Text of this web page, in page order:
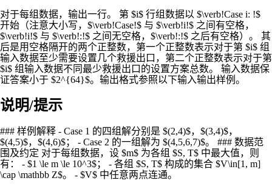
对于每组数据，输出一行。 第 $i$ 行组数据以 $\verb!Case i: !$
开始（注意大小写，$\verb!Case!$ 与 $\verb!i!$ 之间有空格，
$\verb!i!$ 与 $\verb!:!$ 之间无空格，$\verb!:!$ 之后有空格）。 其
后是用空格隔开的两个正整数，第一个正整数表示对于第 $i$ 组
输入数据至少需要设置几个救援出口，第二个正整数表示对于第
$i$ 组输入数据不同最少救援出口的设置方案总数。 输入数据保
证答案小于 $2^{64}$。输出格式参照以下输入输出样例。
说明/提示
### 样例解释 - Case 1 的四组解分别是 $(2,4)$，$(3,4)$，
$(4,5)$，$(4,6)$； - Case 2 的一组解为 $(4,5,6,7)$。 ### 数据范
围及约定 对于每组数据，设 $m$ 为各组 $S, T$ 中最大值，则
有： - $1 \le m \le 10^3$； - 各组 $S, T$ 构成的集合 $V\in[1, m]
\cap \mathbb Z$。 - $V$ 中任意两点连通。